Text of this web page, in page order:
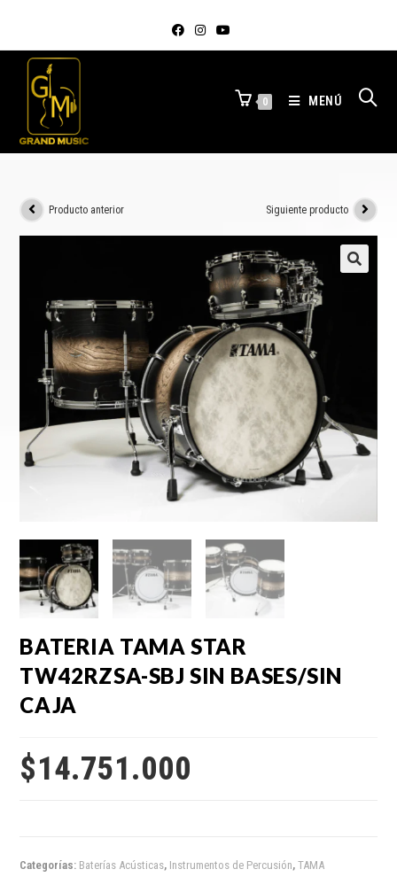
0 MENÚ
Producto anterior Siguiente producto
BATERIA TAMA STAR
TW42RZSA-SBJ SIN BASES/SIN
CAJA
$14.751.000
Categorías: Baterías Acústicas, Instrumentos de Percusión,TAMA